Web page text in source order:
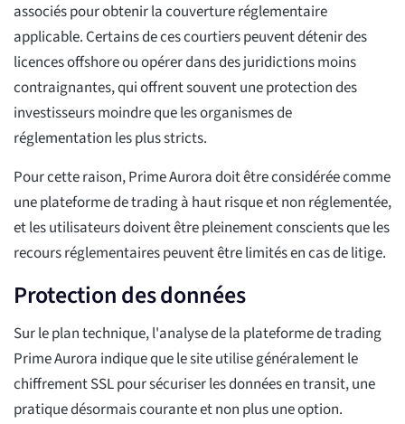
associés pour obtenir la couverture réglementaire
applicable. Certains de ces courtiers peuvent détenir des
licences offshore ou opérer dans des juridictions moins
contraignantes, qui offrent souvent une protection des
investisseurs moindre que les organismes de
réglementation les plus stricts.
Pour cette raison, Prime Aurora doit être considérée comme
une plateforme de trading à haut risque et non réglementée,
et les utilisateurs doivent être pleinement conscients que les
recours réglementaires peuvent être limités en cas de litige.
Protection des données
Sur le plan technique, l'analyse de la plateforme de trading
Prime Aurora indique que le site utilise généralement le
chiffrement SSL pour sécuriser les données en transit, une
pratique désormais courante et non plus une option.